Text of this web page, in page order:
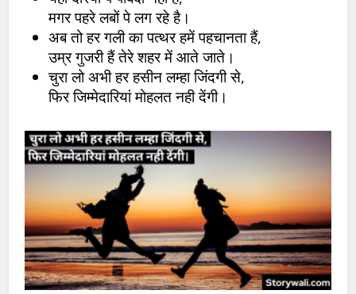
मगर पहरे लबों पे लग रहे है।
अब तो हर गली का पत्थर हमें पहचानता हैं,
उम्र गुजरी हैं तेरे शहर में आते जाते।
चुरा लो अभी हर हसीन लम्हा जिंदगी से,
फिर जिम्मेदारियां मोहलत नही देंगी।